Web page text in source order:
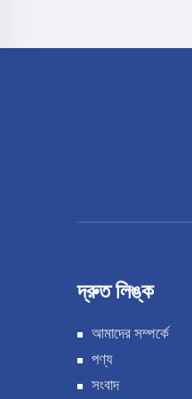
দ্রুত লিঙ্ক
আমাদের সম্পর্কে
পণ্য
সংবাদ